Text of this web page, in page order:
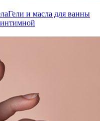
Гели и масла для ванны